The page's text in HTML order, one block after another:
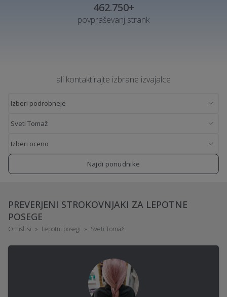
462.750+
povpraševanj strank
ali kontaktirajte izbrane izvajalce
Najdi ponudnike
PREVERJENI STROKOVNJAKI ZA LEPOTNE
POSEGE
Omisli.si Lepotni posegi Sveti Tomaž